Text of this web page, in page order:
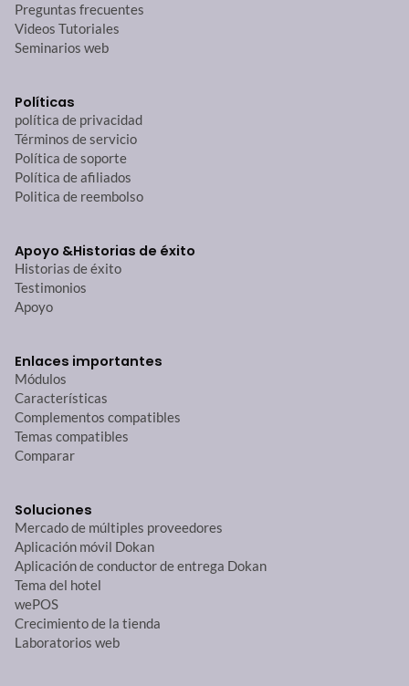
Preguntas frecuentes
Videos Tutoriales
Seminarios web
Políticas
política de privacidad
Términos de servicio
Política de soporte
Política de afiliados
Politica de reembolso
Apoyo &Historias de éxito
Historias de éxito
Testimonios
Apoyo
Enlaces importantes
Módulos
Características
Complementos compatibles
Temas compatibles
Comparar
Soluciones
Mercado de múltiples proveedores
Aplicación móvil Dokan
Aplicación de conductor de entrega Dokan
Tema del hotel
wePOS
Crecimiento de la tienda
Laboratorios web